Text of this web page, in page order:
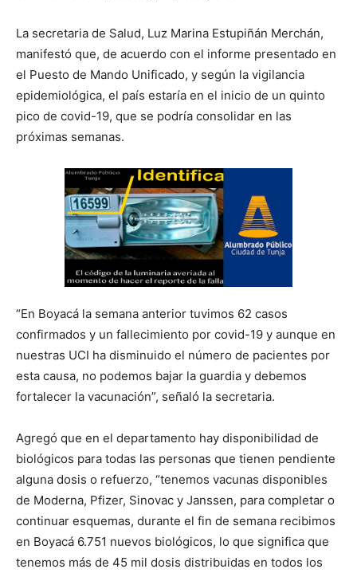
La secretaria de Salud, Luz Marina Estupiñán Merchán,
manifestó que, de acuerdo con el informe presentado en
el Puesto de Mando Unificado, y según la vigilancia
epidemiológica, el país estaría en el inicio de un quinto
pico de covid-19, que se podría consolidar en las
próximas semanas.
“En Boyacá la semana anterior tuvimos 62 casos
confirmados y un fallecimiento por covid-19 y aunque en
nuestras UCI ha disminuido el número de pacientes por
esta causa, no podemos bajar la guardia y debemos
fortalecer la vacunación”, señaló la secretaria.
Agregó que en el departamento hay disponibilidad de
biológicos para todas las personas que tienen pendiente
alguna dosis o refuerzo, “tenemos vacunas disponibles
de Moderna, Pfizer, Sinovac y Janssen, para completar o
continuar esquemas, durante el fin de semana recibimos
en Boyacá 6.751 nuevos biológicos, lo que significa que
tenemos más de 45 mil dosis distribuidas en todos los